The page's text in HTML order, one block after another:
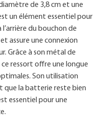
de 3,8 cm et une
un élément essentiel pour
l’arrière du bouchon de
assure une connexion
Grâce à son métal de
ressort offre une longue
Son utilisation
que la batterie reste bien
essentiel pour une